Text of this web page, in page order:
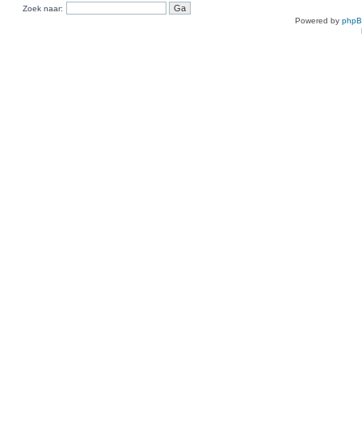
Zoek naar:
Powered by